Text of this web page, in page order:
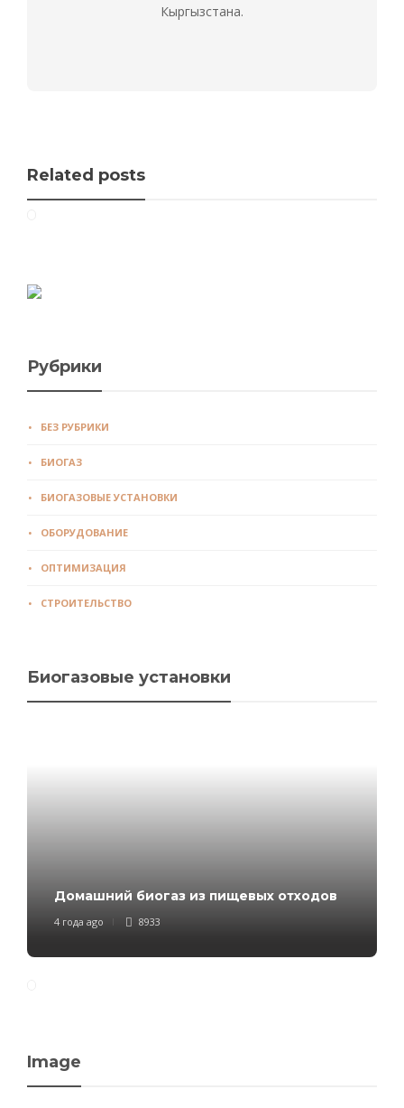
Кыргызстана.
Related posts
Рубрики
БЕЗ РУБРИКИ
БИОГАЗ
БИОГАЗОВЫЕ УСТАНОВКИ
ОБОРУДОВАНИЕ
ОПТИМИЗАЦИЯ
СТРОИТЕЛЬСТВО
Биогазовые установки
Домашний биогаз из пищевых отходов
4 года ago 8933
Image